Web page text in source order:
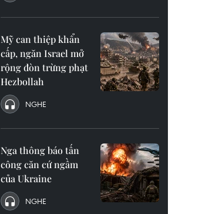
Mỹ can thiệp khẩn
cấp, ngăn Israel mở
rộng đòn trừng phạt
Hezbollah
NGHE
Nga thông báo tấn
công căn cứ ngầm
của Ukraine
NGHE